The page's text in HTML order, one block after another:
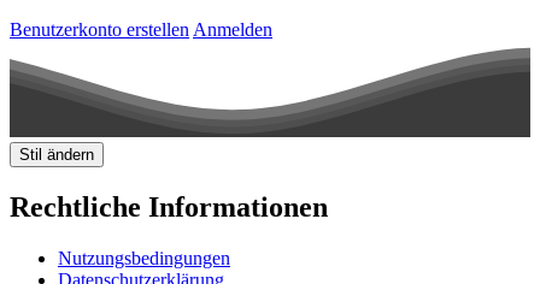
Benutzerkonto erstellen Anmelden
Stil ändern
Rechtliche Informationen
Nutzungsbedingungen
Datenschutzerklärung